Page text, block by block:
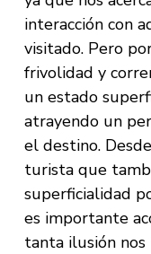
interacción con
visitado. Pero
frivolidad y
un estado
atrayendo un
el destino.
turista que
superficialidad
es importante
tanta ilusión